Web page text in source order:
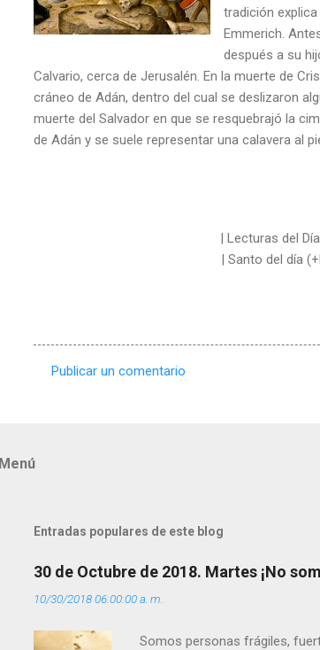
tradición
Emmerich.
después a su
Calvario, cerca de Jerusalén. En la muerte de
cráneo de Adán, dentro del cual se deslizaron
muerte del Salvador en que se resquebrajó la
de Adán y se suele representar una calavera al
| Lecturas del
| Santo del día (+
a
Publicar un comentario
Menú
Entradas populares de este blog
30 de Octubre de 2018. Martes ¡No
10/30/2018 06:00:00 a. m.
Somos personas frágiles,